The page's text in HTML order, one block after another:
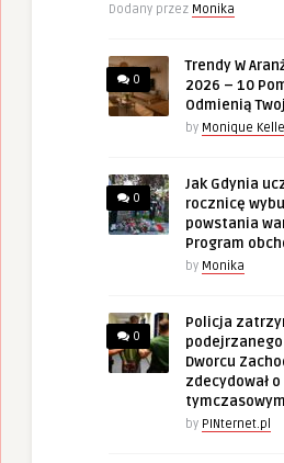
Dodany przez Monika
0
Trendy W
2026 – 10
Odmienią
by Monique
0
Jak Gdynia
rocznicę
powstania
Program
by Monika
0
Policja
Dworcu
zdecydował o
by PINternet.pl